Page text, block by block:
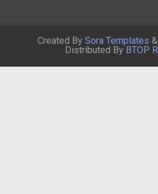
Created By Sora Templates &
Distributed By BTOP